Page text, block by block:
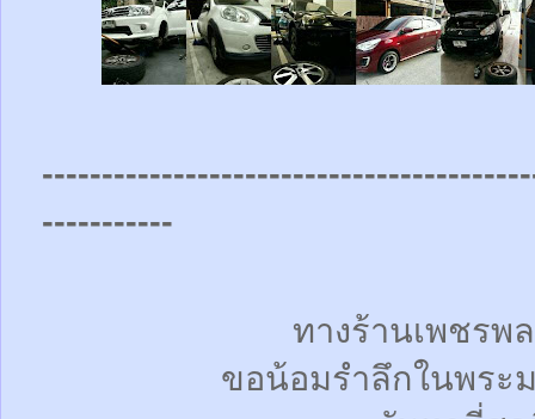
-----------
ทางร้านเพชรพ
ขอน้อมรำลึกในพร